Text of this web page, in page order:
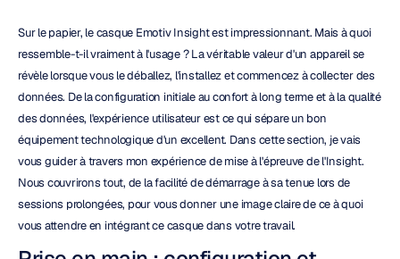
Sur le papier, le casque Emotiv Insight est impressionnant. Mais à quoi
ressemble-t-il vraiment à l'usage ? La véritable valeur d'un appareil se
révèle lorsque vous le déballez, l'installez et commencez à collecter des
données. De la configuration initiale au confort à long terme et à la qualité
des données, l'expérience utilisateur est ce qui sépare un bon
équipement technologique d'un excellent. Dans cette section, je vais
vous guider à travers mon expérience de mise à l'épreuve de l'Insight.
Nous couvrirons tout, de la facilité de démarrage à sa tenue lors de
sessions prolongées, pour vous donner une image claire de ce à quoi
vous attendre en intégrant ce casque dans votre travail.